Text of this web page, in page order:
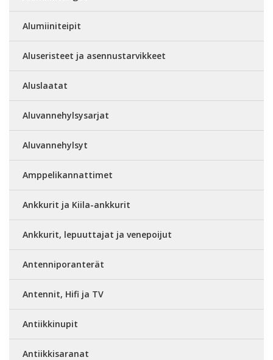
Alumiiniteipit
Aluseristeet ja asennustarvikkeet
Aluslaatat
Aluvannehylsysarjat
Aluvannehylsyt
Amppelikannattimet
Ankkurit ja Kiila-ankkurit
Ankkurit, lepuuttajat ja venepoijut
Antenniporanterät
Antennit, Hifi ja TV
Antiikkinupit
Antiikkisaranat